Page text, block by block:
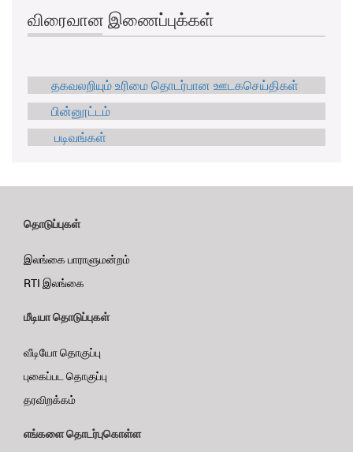
விரைவான இணைப்புக்கள்
தகவலறியும் உரிமை தொடர்பான ஊடகசெய்திகள்
பின்னூட்டம்
படிவங்கள்
தொடுப்புகள்
இலங்கை பாராளுமன்றம்
RTI இலங்கை
மீடியா தொடுப்புகள்
வீடியோ தொகுப்பு
புகைப்பட தொகுப்பு
தரவிறக்கம்
எங்களை தொடர்புகொள்ள